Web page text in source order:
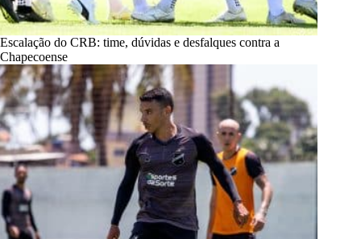
Escalação do CRB: time, dúvidas e desfalques contra a
Chapecoense